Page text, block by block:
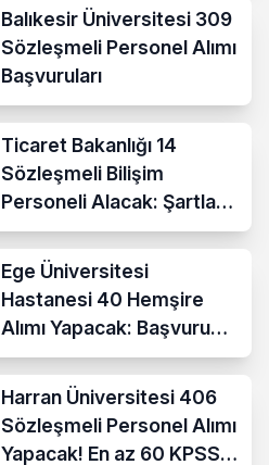
Balıkesir Üniversitesi 309
Sözleşmeli Personel Alımı
Başvuruları
Ticaret Bakanlığı 14
Sözleşmeli Bilişim
Personeli Alacak: Şartlar
ve Ücretler
Ege Üniversitesi
Hastanesi 40 Hemşire
Alımı Yapacak: Başvuru
Şartları ve KPSS Puanı
Harran Üniversitesi 406
Sözleşmeli Personel Alımı
Yapacak! En az 60 KPSS